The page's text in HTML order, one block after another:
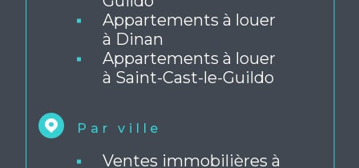
Guildo
Appartements à louer
à Dinan
Appartements à louer